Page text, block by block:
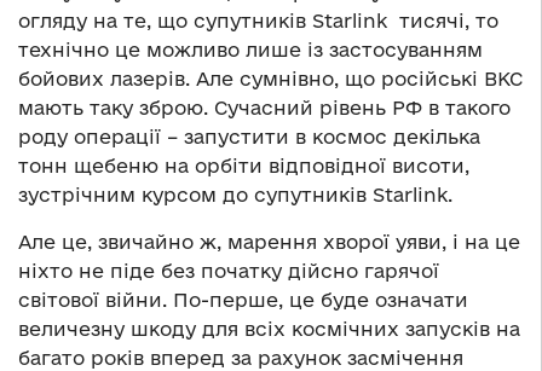
огляду на те, що супутників Starlink тисячі, то
технічно це можливо лише із застосуванням
бойових лазерів. Але сумнівно, що російські ВКС
мають таку зброю. Сучасний рівень РФ в такого
роду операції – запустити в космос декілька
тонн щебеню на орбіти відповідної висоти,
зустрічним курсом до супутників Starlink.
Але це, звичайно ж, марення хворої уяви, і на це
ніхто не піде без початку дійсно гарячої
світової війни. По-перше, це буде означати
величезну шкоду для всіх космічних запусків на
багато років вперед за рахунок засмічення